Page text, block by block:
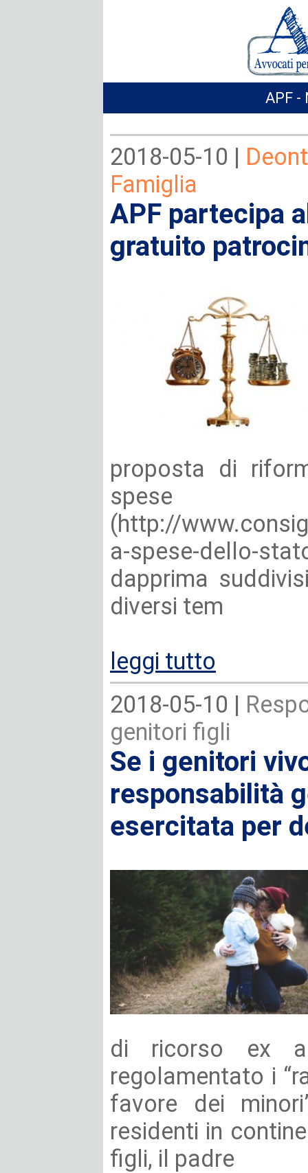
APF -
2018-05-10 |
Famiglia
APF partecipa
gratuito
proposta di
(http://
a-spese-dello-
dapprima
diversi tem
leggi tutto
2018-05-10 |
genitori figli
Se i genitori
responsabilità
esercitata per
di ricorso ex
regolamentato i
favore dei
residenti in
figli, il padre